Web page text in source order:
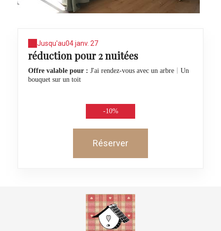
Jusqu'au04 janv. 27
réduction pour 2 nuitées
Offre valable pour : J'ai rendez-vous avec un arbre
Un
bouquet sur un toit
-10%
Réserver